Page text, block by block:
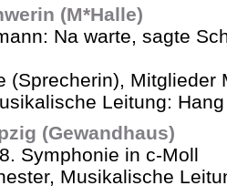
(M*Halle)
Na warte, sagte
(Sprecherin), Mitglieder
Leitung:
(Gewandhaus)
Symphonie in c-Moll
Musikalische